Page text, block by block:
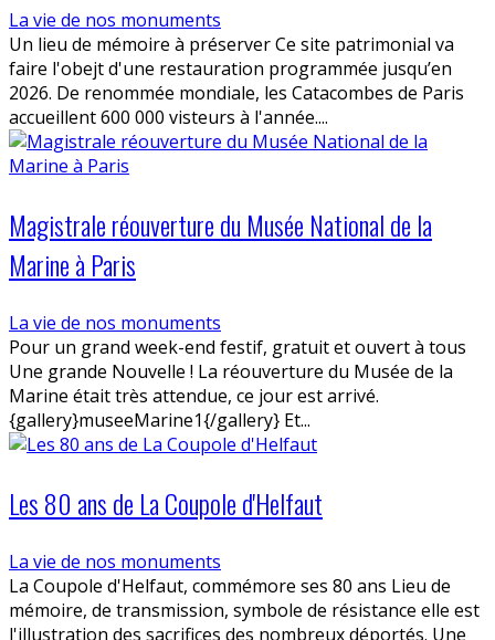
La vie de nos monuments
Un lieu de mémoire à préserver Ce site patrimonial va
faire l'obejt d'une restauration programmée jusqu’en
2026. De renommée mondiale, les Catacombes de Paris
accueillent 600 000 visteurs à l'année....
Magistrale réouverture du Musée National de la
Marine à Paris
La vie de nos monuments
Pour un grand week-end festif, gratuit et ouvert à tous
Une grande Nouvelle ! La réouverture du Musée de la
Marine était très attendue, ce jour est arrivé.
{gallery}museeMarine1{/gallery} Et...
Les 80 ans de La Coupole d'Helfaut
La vie de nos monuments
La Coupole d'Helfaut, commémore ses 80 ans Lieu de
mémoire, de transmission, symbole de résistance elle est
l'illustration des sacrifices des nombreux déportés. Une